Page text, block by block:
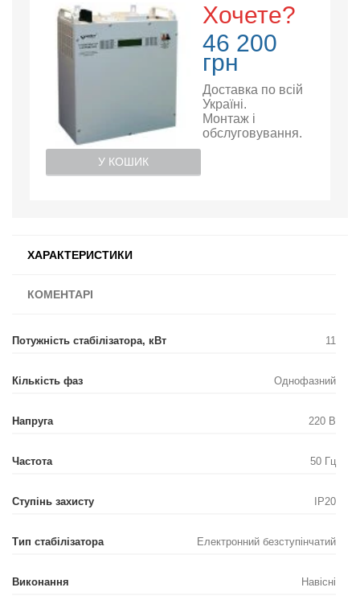
Хочете?
46 200
грн
Доставка по всій
Україні.
Монтаж і
обслуговування.
У КОШИК
ХАРАКТЕРИСТИКИ
КОМЕНТАРІ
Потужність стабілізатора, кВт 11
Кількість фаз Однофазний
Напруга 220 В
Частота 50 Гц
Ступінь захисту IP20
Тип стабілізатора Електронний безступінчатий
Виконання Навісні